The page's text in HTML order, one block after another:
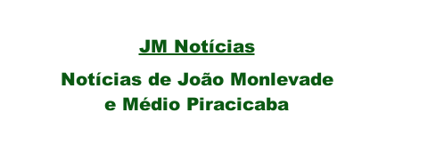
Notícias de João Monlevade
e Médio Piracicaba
JM Notícias